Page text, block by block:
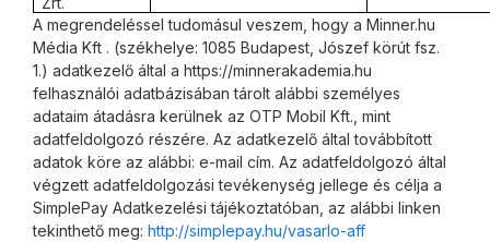
A megrendeléssel tudomásul veszem, hogy a Minner.hu
Média Kft . (székhelye: 1085 Budapest, Jószef körút fsz.
1.) adatkezelő által a https://minnerakademia.hu
felhasználói adatbázisában tárolt alábbi személyes
adataim átadásra kerülnek az OTP Mobil Kft., mint
adatfeldolgozó részére. Az adatkezelő által továbbított
adatok köre az alábbi: e-mail cím. Az adatfeldolgozó által
végzett adatfeldolgozási tevékenység jellege és célja a
SimplePay Adatkezelési tájékoztatóban, az alábbi linken
tekinthető meg: http://simplepay.hu/vasarlo-aff